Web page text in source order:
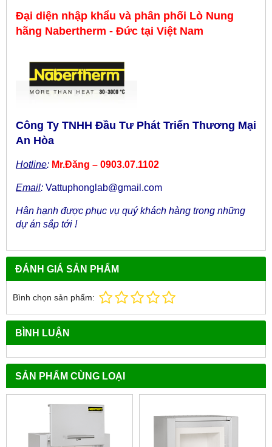
Đại diện nhập khẩu và phân phối Lò Nung
hãng Nabertherm - Đức tại Việt Nam
Công Ty TNHH Đầu Tư Phát Triển Thương Mại
An Hòa
Hotline: Mr.Đăng – 0903.07.1102
Email: Vattuphonglab@gmail.com
Hân hạnh được phục vụ quý khách hàng trong những
dự án sắp tới !
ĐÁNH GIÁ SẢN PHẨM
Bình chọn sản phẩm:
BÌNH LUẬN
SẢN PHẨM CÙNG LOẠI